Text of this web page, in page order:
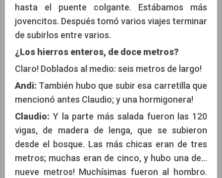
hasta el puente colgante. Estábamos más
jovencitos. Después tomó varios viajes terminar
de subirlos entre varios.
¿Los hierros enteros, de doce metros?
Claro! Doblados al medio: seis metros de largo!
Andi: También hubo que subir esa carretilla que
mencionó antes Claudio; y una hormigonera!
Claudio: Y la parte más salada fueron las 120
vigas, de madera de lenga, que se subieron
desde el bosque. Las más chicas eran de tres
metros; muchas eran de cinco, y hubo una de...
nueve metros! Muchísimas fueron al hombro.